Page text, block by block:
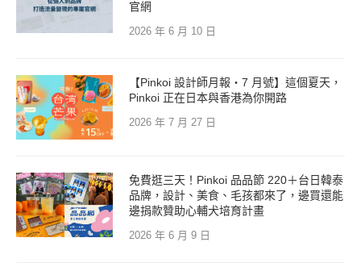
官網
2026 年 6 月 10 日
【Pinkoi 設計師月報・7 月號】這個夏天，
Pinkoi 正在日本與香港為你開路
2026 年 7 月 27 日
免費逛三天！Pinkoi 品品節 220＋台日韓泰
品牌，設計、美食、毛孩都來了，邊買還能
邊捐款贊助心輔犬培育計畫
2026 年 6 月 9 日